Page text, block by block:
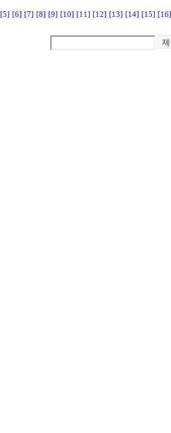
[5] [6] [7] [8] [9] [10] [11] [12] [13] [14] [15] [16]